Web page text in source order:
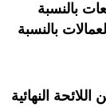
بالنسبة
بالنسبة
النهائية